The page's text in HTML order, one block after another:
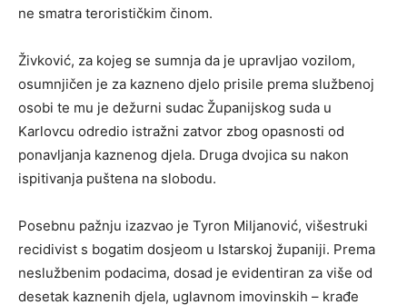
ne smatra terorističkim činom.
Živković, za kojeg se sumnja da je upravljao vozilom,
osumnjičen je za kazneno djelo prisile prema službenoj
osobi te mu je dežurni sudac Županijskog suda u
Karlovcu odredio istražni zatvor zbog opasnosti od
ponavljanja kaznenog djela. Druga dvojica su nakon
ispitivanja puštena na slobodu.
Posebnu pažnju izazvao je Tyron Miljanović, višestruki
recidivist s bogatim dosjeom u Istarskoj županiji. Prema
neslužbenim podacima, dosad je evidentiran za više od
desetak kaznenih djela, uglavnom imovinskih – krađe